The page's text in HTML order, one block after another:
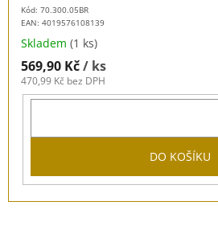
Kód: 70.300.05BR
EAN: 4019576108139
Skladem (1 ks)
569,90 Kč/ ks
470,99 Kč bez DPH
DO KOŠÍKU